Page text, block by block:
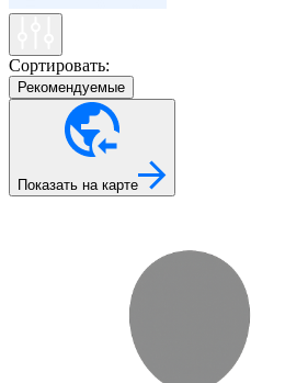
Сортировать:
Рекомендуемые
Показать на карте